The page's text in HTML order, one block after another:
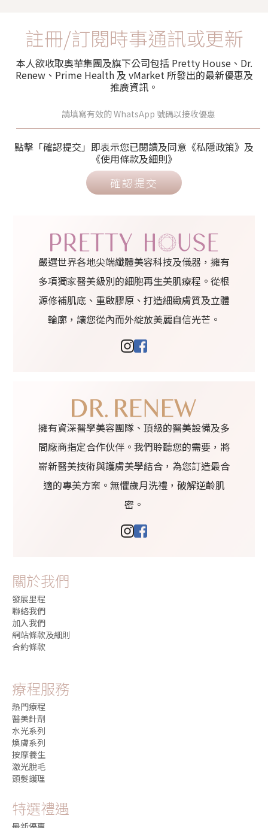
註冊/訂閱時事通訊或更新
本人欲收取奧華集團及旗下公司包括 Pretty House、Dr.
Renew、Prime Health 及 vMarket 所發出的最新優惠及
推廣資訊。
點擊「確認提交」即表示您已閱讀及同意《私隱政策》及
《使用條款及細則》
確認提交
嚴選世界各地尖端纖體美容科技及儀器，擁有
多項獨家醫美級別的細胞再生美肌療程。從根
源修補肌底、重啟膠原、打造細緻膚質及立體
輪廓，讓您從內而外綻放美麗自信光芒。
擁有資深醫學美容團隊、頂級的醫美設備及多
間廠商指定合作伙伴。我們聆聽您的需要，將
嶄新醫美技術與護膚美學結合，為您訂造最合
適的專美方案。無懼歲月洗禮，破解逆齡肌
密。
關於我們
發展里程
聯絡我們
加入我們
網站條款及細則
合約條款
療程服務
熱門療程
醫美針劑
水光系列
煥膚系列
按摩養生
激光脫毛
頭髮護理
特選禮遇